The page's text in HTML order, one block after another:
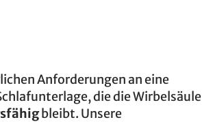
Anforderungen an eine
die die Wirbelsäule
bleibt. Unsere